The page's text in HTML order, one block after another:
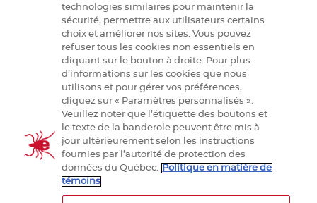
PraTIQUE est appuyé par les Instituts de recherche
en santé du Canada (IRSC)
PraTIQUE © 2024
technologies similaires pour maintenir la
sécurité, permettre aux utilisateurs certains
choix et améliorer nos sites. Vous pouvez
refuser tous les cookies non essentiels en
cliquant sur le bouton à droite. Pour plus
d’informations sur les cookies que nous
utilisons et pour gérer vos préférences,
cliquez sur « Paramètres personnalisés ».
Veuillez noter que l’étiquette des boutons et
le texte de la banderole peuvent être mis à
jour ultérieurement selon les instructions
fournies par l’autorité de protection des
données du Québec.
Politique en matière de
témoins